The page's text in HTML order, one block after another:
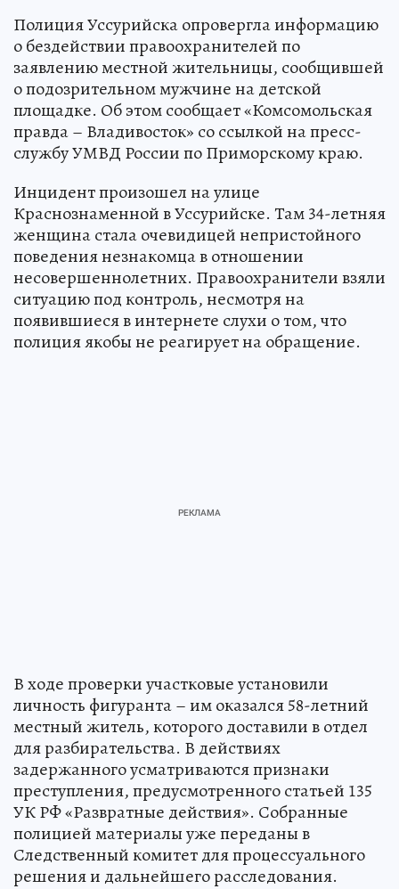
Полиция Уссурийска опровергла информацию
о бездействии правоохранителей по
заявлению местной жительницы, сообщившей
о подозрительном мужчине на детской
площадке. Об этом сообщает «Комсомольская
правда – Владивосток» со ссылкой на пресс-
службу УМВД России по Приморскому краю.
Инцидент произошел на улице
Краснознаменной в Уссурийске. Там 34-летняя
женщина стала очевидицей непристойного
поведения незнакомца в отношении
несовершеннолетних. Правоохранители взяли
ситуацию под контроль, несмотря на
появившиеся в интернете слухи о том, что
полиция якобы не реагирует на обращение.
В ходе проверки участковые установили
личность фигуранта – им оказался 58-летний
местный житель, которого доставили в отдел
для разбирательства. В действиях
задержанного усматриваются признаки
преступления, предусмотренного статьей 135
УК РФ «Развратные действия». Собранные
полицией материалы уже переданы в
Следственный комитет для процессуального
решения и дальнейшего расследования.